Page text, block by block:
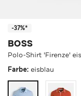
-37%*
BOSS
Polo-Shirt 'Firenze'
Farbe: eisblau